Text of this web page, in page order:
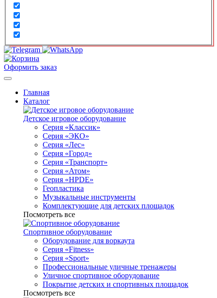
Оформить заказ
Главная
Каталог
Детское игровое оборудование
Серия «Классик»
Серия «ЭКО»
Серия «Лес»
Серия «Город»
Серия «Транспорт»
Серия «Атом»
Серия «HPDE»
Геопластика
Музыкальные инструменты
Комплектующие для детских площадок
Посмотреть все
Спортивное оборудование
Оборудование для воркаута
Серия «Fitness»
Серия «Sport»
Профессиональные уличные тренажеры
Уличное спортивное оборудование
Покрытие детских и спортивных площадок
Посмотреть все